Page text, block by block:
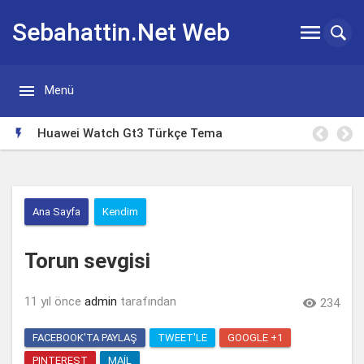
Sebahattin.Net Web
Günlügü

 Menü
 Borsa Takip Makinesi
Ana Sayfa Kendim
Torun sevgisi
11 yıl önce admin tarafından  234
FACEBOOK'TA PAYLAŞ TWEET'LE
GOOGLE +1
PINTEREST
MAIL